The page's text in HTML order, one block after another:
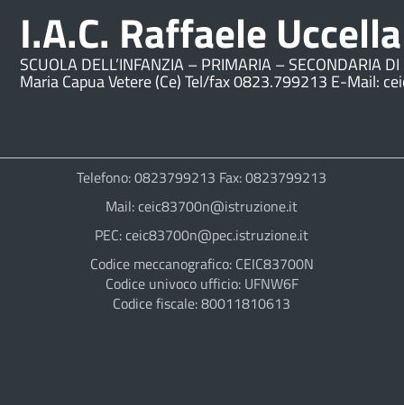
I.A.C. Raffaele Uccella
SCUOLA DELL’INFANZIA – PRIMARIA –
Maria Capua Vetere (Ce) Tel/fax 0823.799213 E-Mail:
Telefono: 0823799213 Fax: 0823799213
Mail: ceic83700n@istruzione.it
PEC: ceic83700n@pec.istruzione.it
Codice meccanografico: CEIC83700N
Codice univoco ufficio: UFNW6F
Codice fiscale: 80011810613